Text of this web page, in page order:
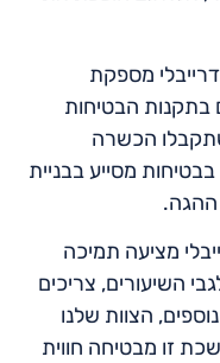
מספקת
בתקנות הבטיחות
הכשרה
מסייע בבניית
ההגה.
מציעה תמיכה
השיעורים, צריכים
הצוות שלנו
זו מבטיחה חווית